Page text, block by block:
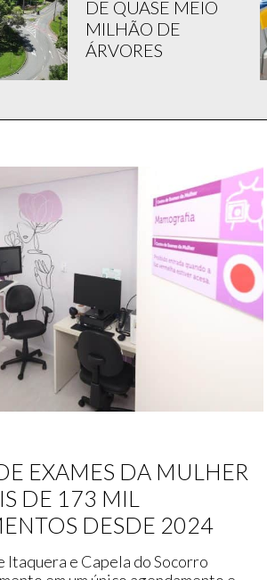
DE QUASE MEIO
MILHÃO DE
ÁRVORES
EXAMES DA MULHER
DE 173 MIL
DESDE 2024
Itaquera e Capela do Socorro